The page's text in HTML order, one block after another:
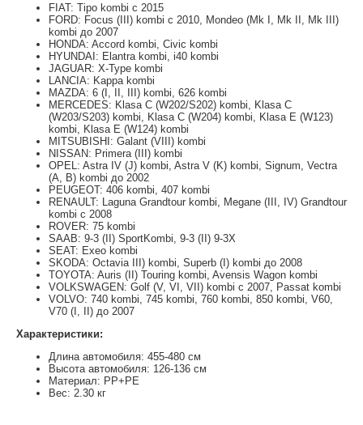
FIAT: Tipo kombi с 2015
FORD: Focus (III) kombi с 2010, Mondeo (Mk I, Mk II, Mk III)
kombi до 2007
HONDA: Accord kombi, Civic kombi
HYUNDAI: Elantra kombi, i40 kombi
JAGUAR: X-Type kombi
LANCIA: Kappa kombi
MAZDA: 6 (I, II, III) kombi, 626 kombi
MERCEDES: Klasa C (W202/S202) kombi, Klasa C
(W203/S203) kombi, Klasa C (W204) kombi, Klasa E (W123)
kombi, Klasa E (W124) kombi
MITSUBISHI: Galant (VIII) kombi
NISSAN: Primera (III) kombi
OPEL: Astra IV (J) kombi, Astra V (K) kombi, Signum, Vectra
(A, B) kombi до 2002
PEUGEOT: 406 kombi, 407 kombi
RENAULT: Laguna Grandtour kombi, Megane (III, IV) Grandtour
kombi с 2008
ROVER: 75 kombi
SAAB: 9-3 (II) SportKombi, 9-3 (II) 9-3X
SEAT: Exeo kombi
SKODA: Octavia III) kombi, Superb (I) kombi до 2008
TOYOTA: Auris (II) Touring kombi, Avensis Wagon kombi
VOLKSWAGEN: Golf (V, VI, VII) kombi с 2007, Passat kombi
VOLVO: 740 kombi, 745 kombi, 760 kombi, 850 kombi, V60,
V70 (I, II) до 2007
Характеристики:
Длина автомобиля: 455-480 см
Высота автомобиля: 126-136 см
Материал: РР+РЕ
Вес: 2.30 кг